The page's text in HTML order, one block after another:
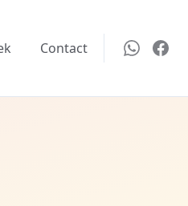
Contact